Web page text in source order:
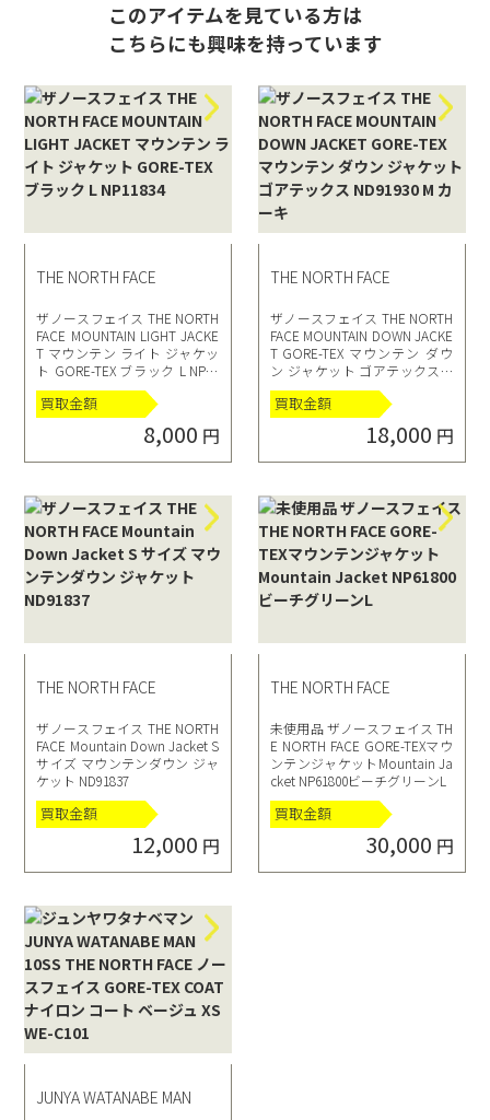
このアイテムを見ている方は
こちらにも興味を持っています
THE NORTH FACE
ザノースフェイス THE NORTH
FACE MOUNTAIN LIGHT JACKE
T マウンテン ライト ジャケッ
ト GORE-TEX ブラック L NP11
834
買取金額
8,000 円
THE NORTH FACE
ザノースフェイス THE NORTH
FACE MOUNTAIN DOWN JACKE
T GORE-TEX マウンテン ダウ
ン ジャケット ゴアテックス N
D91930 M カーキ
買取金額
18,000 円
THE NORTH FACE
ザノースフェイス THE NORTH
FACE Mountain Down Jacket S
サイズ マウンテンダウン ジャ
ケット ND91837
買取金額
12,000 円
THE NORTH FACE
未使用品 ザノースフェイス TH
E NORTH FACE GORE-TEXマウ
ンテンジャケットMountain Ja
cket NP61800ビーチグリーンL
買取金額
30,000 円
JUNYA WATANABE MAN